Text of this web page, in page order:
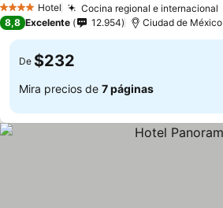
4 EstrellasHotel Cocina regional e internacional
8,8 Excelente 12.954 Ciudad de México
De $232
Mira precios de 7 páginas